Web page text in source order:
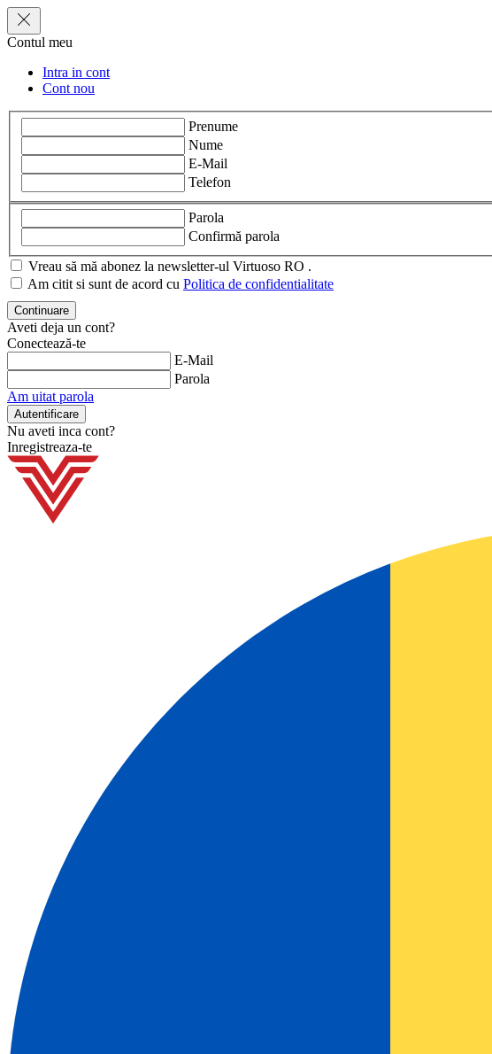
Contul meu
Intra in cont
Cont nou
Prenume
Nume
E-Mail
Telefon
Parola
Confirmă parola
Vreau să mă abonez la newsletter-ul Virtuoso RO .
Am citit si sunt de acord cu Politica de confidentialitate
Aveti deja un cont?
Conectează-te
E-Mail
Parola
Am uitat parola
Nu aveti inca cont?
Inregistreaza-te